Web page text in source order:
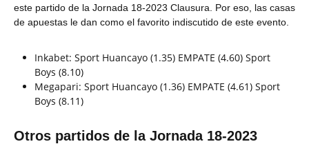
este partido de la Jornada 18-2023 Clausura. Por eso, las casas
de apuestas le dan como el favorito indiscutido de este evento.
Inkabet: Sport Huancayo (1.35) EMPATE (4.60) Sport
Boys (8.10)
Megapari: Sport Huancayo (1.36) EMPATE (4.61) Sport
Boys (8.11)
Otros partidos de la Jornada 18-2023